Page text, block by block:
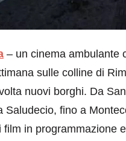
– un cinema ambulante
sulle colline di
nuovi borghi. Da
Saludecio, fino a
film in programmazione